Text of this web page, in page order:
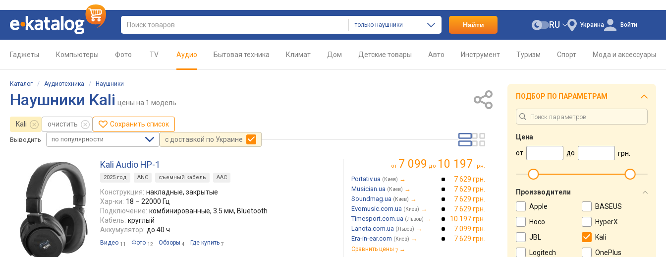
только наушники Найти Украина
RU Войти
Гаджеты Компьютеры Фото TV Аудио Бытовая техника Климат Дом Детские товары Авто Инструмент Туризм Спорт Мода и аксессуары
Каталог / Аудиотехника / Наушники
Наушники Kali цены на 1 модель
Kali очистить Сохранить список
Выводить по популярности с доставкой по Украине
Kali Audio HP-1
2025 год ANC съемный кабель AAC
Конструкция: накладные, закрытые
Хар-ки: 18 – 22000 Гц
Подключение: комбинированные, 3.5 мм, Bluetooth
Кабель: круглый
Аккумулятор: до 40 ч
Видео 11 Фото 12 Обзоры 4 Где купить 7
от 7 099 до 10 197 грн.
Portativ.ua (Киев) → 7 629 грн.
Musician.ua (Киев) → 7 629 грн.
Soundmag.ua (Киев) → 7 629 грн.
Evomusic.com.ua (Киев) → 7 629 грн.
Timesport.com.ua (Львов) → 10 197 грн.
Lanota.com.ua (Львов) → 7 099 грн.
Era-in-ear.com (Киев) → 7 629 грн.
Сравнить цены 7 →
ПОДБОР ПО ПАРАМЕТРАМ
Цена
от
до грн.
Производители
Apple
BASEUS
Hoco
HyperX
JBL
Kali
Logitech
OnePlus